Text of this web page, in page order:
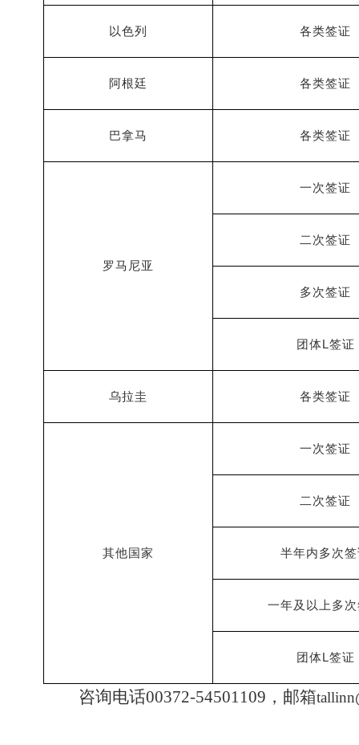
以色列 各类签证
阿根廷 各类签证
巴拿马 各类签证
罗马尼亚
一次签证
二次签证
多次签证
团体L签证
乌拉圭 各类签证
其他国家
一次签证
二次签证
半年内多次
一年及以上多
团体L签证
咨询电话00372-54501109，邮箱